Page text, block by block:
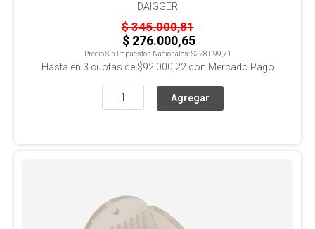
DAIGGER
$ 345.000,81
$ 276.000,65
Precio Sin Impuestos Nacionales:$228.099,71
Hasta en 3 cuotas de $92.000,22con Mercado Pago